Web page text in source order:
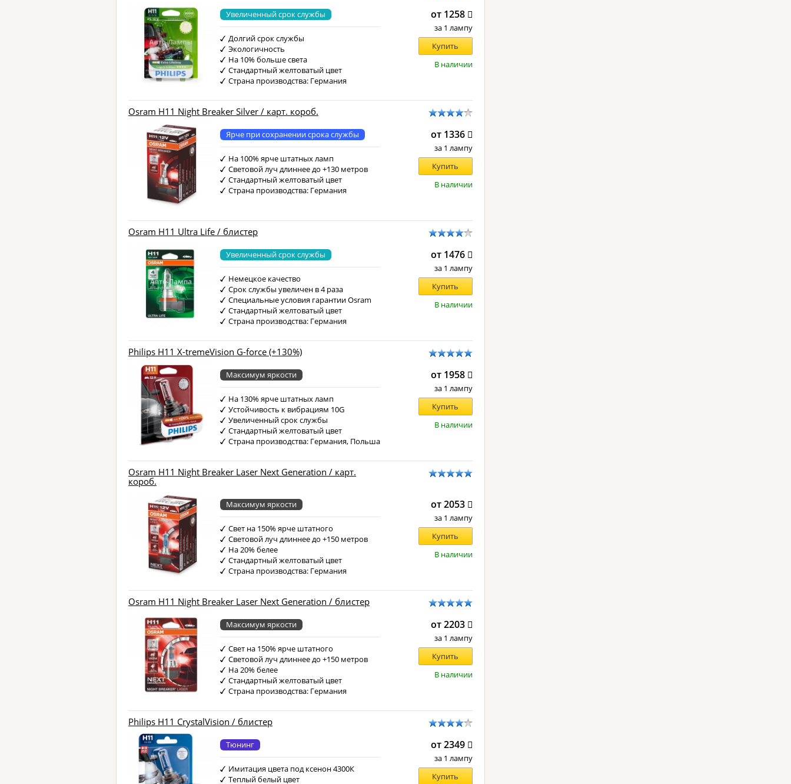
Увеличенный срок службы
Долгий срок службы
Экологичность
На 10% больше света
Стандартный желтоватый цвет
Страна производства: Германия
от 1258
за 1 лампу
Купить
В наличии
Osram H11 Night Breaker Silver / карт. короб.
Ярче при сохранении срока службы
На 100% ярче штатных ламп
Световой луч длиннее до +130 метров
Стандартный желтоватый цвет
Страна производства: Германия
от 1336
за 1 лампу
Купить
В наличии
Osram H11 Ultra Life / блистер
Увеличенный срок службы
Немецкое качество
Срок службы увеличен в 4 раза
Специальные условия гарантии Osram
Стандартный желтоватый цвет
Страна производства: Германия
от 1476
за 1 лампу
Купить
В наличии
Philips H11 X-tremeVision G-force (+130%)
Максимум яркости
На 130% ярче штатных ламп
Устойчивость к вибрациям 10G
Увеличенный срок службы
Стандартный желтоватый цвет
Страна производства: Германия, Польша
от 1958
за 1 лампу
Купить
В наличии
Osram H11 Night Breaker Laser Next Generation / карт.
короб.
Максимум яркости
Свет на 150% ярче штатного
Световой луч длиннее до +150 метров
На 20% белее
Стандартный желтоватый цвет
Страна производства: Германия
от 2053
за 1 лампу
Купить
В наличии
Osram H11 Night Breaker Laser Next Generation / блистер
Максимум яркости
Свет на 150% ярче штатного
Световой луч длиннее до +150 метров
На 20% белее
Стандартный желтоватый цвет
Страна производства: Германия
от 2203
за 1 лампу
Купить
В наличии
Philips H11 CrystalVision / блистер
Тюнинг
Имитация цвета под ксенон 4300К
Теплый белый цвет
от 2349
за 1 лампу
Купить